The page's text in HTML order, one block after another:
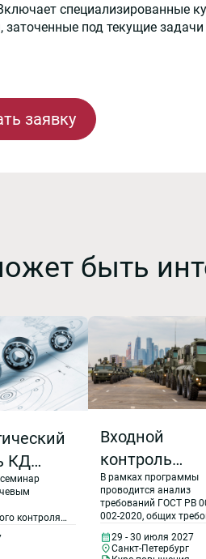
специализированные
заточенные под текущие
заявку
быть
КД
контроля
в
Входной
контроль
продукции.
Выявление
продукции.
В рамках программы
проводится анализ
требований ГОСТ РВ
002-2020, общих
дополнительных
требований по ГОСТ Р
29 - 30 июля 2027
Санкт-Петербург